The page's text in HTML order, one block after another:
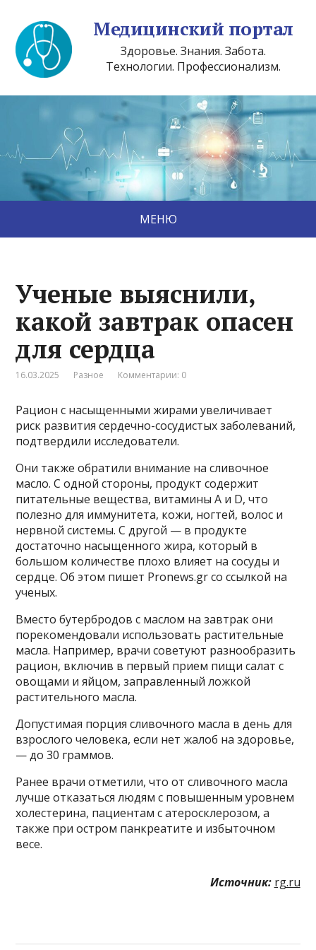
Медицинский портал
Здоровье. Знания. Забота.
Технологии. Профессионализм.
МЕНЮ
Ученые выяснили,
какой завтрак опасен
для сердца
16.03.2025 Разное Комментарии: 0
Рацион с насыщенными жирами увеличивает
риск развития сердечно-сосудистых заболеваний,
подтвердили исследователи.
Они также обратили внимание на сливочное
масло. С одной стороны, продукт содержит
питательные вещества, витамины А и D, что
полезно для иммунитета, кожи, ногтей, волос и
нервной системы. С другой — в продукте
достаточно насыщенного жира, который в
большом количестве плохо влияет на сосуды и
сердце. Об этом пишет Pronews.gr со ссылкой на
ученых.
Вместо бутербродов с маслом на завтрак они
порекомендовали использовать растительные
масла. Например, врачи советуют разнообразить
рацион, включив в первый прием пищи салат с
овощами и яйцом, заправленный ложкой
растительного масла.
Допустимая порция сливочного масла в день для
взрослого человека, если нет жалоб на здоровье,
— до 30 граммов.
Ранее врачи отметили, что от сливочного масла
лучше отказаться людям с повышенным уровнем
холестерина, пациентам с атеросклерозом, а
также при остром панкреатите и избыточном
весе.
Источник: rg.ru